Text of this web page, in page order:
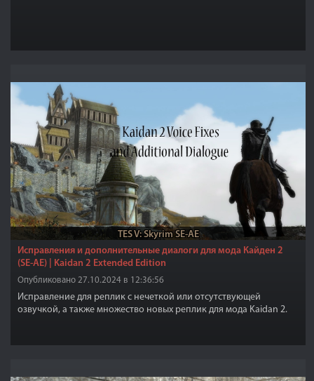
TES V: Skyrim SE-AE
Исправления и дополнительные диалоги для мода Кайден 2
(SE-AE) | Kaidan 2 Extended Edition
Опубликовано 27.10.2024 в 12:36:56
Исправление для реплик с нечеткой или отсутствующей
озвучкой, а также множество новых реплик для мода Kaidan 2.